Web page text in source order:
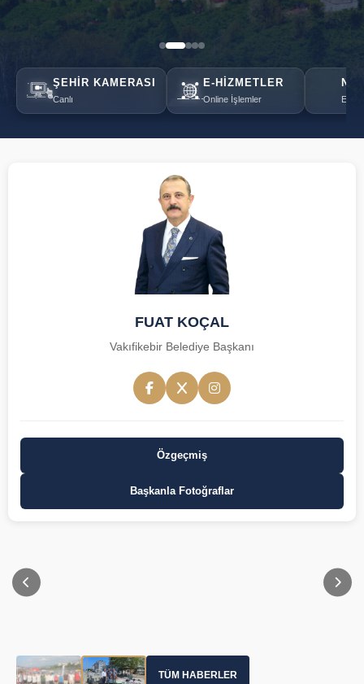
ŞEHIR KAMERASI
Canlı
E-HIZMETLER
Online İşlemler
FUAT KOÇAL
Vakıfikebir Belediye Başkanı
Özgeçmiş
Başkanla Fotoğraflar
TÜM HABERLER